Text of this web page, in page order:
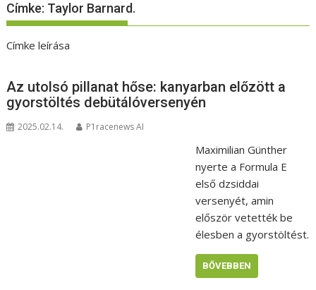
Címke: Taylor Barnard.
Címke leírása
Az utolsó pillanat hőse: kanyarban előzött a
gyorstöltés debütálóversenyén
2025.02.14. P1racenews AI
Maximilian Günther
nyerte a Formula E
első dzsiddai
versenyét, amin
először vetették be
élesben a gyorstöltést.
BŐVEBBEN